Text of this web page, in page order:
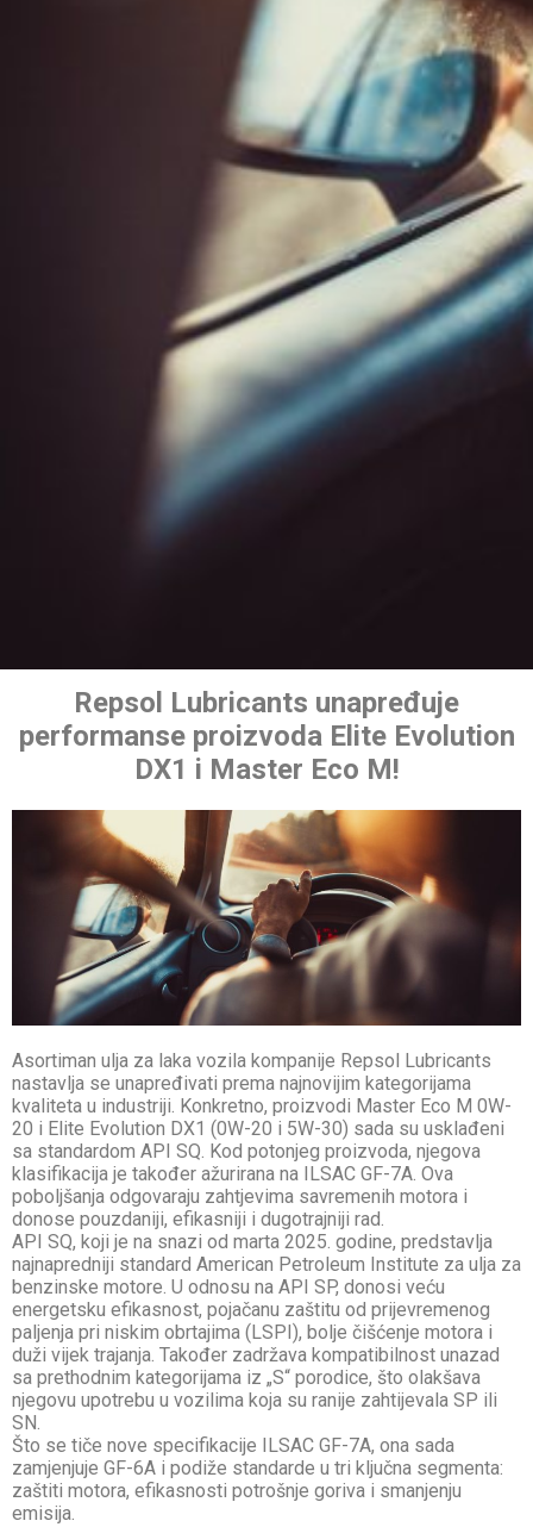
Repsol Lubricants unapređuje
performanse proizvoda Elite Evolution
DX1 i Master Eco M!
Asortiman ulja za laka vozila kompanije Repsol Lubricants
nastavlja se unapređivati prema najnovijim kategorijama
kvaliteta u industriji. Konkretno, proizvodi Master Eco M 0W-
20 i Elite Evolution DX1 (0W-20 i 5W-30) sada su usklađeni
sa standardom API SQ. Kod potonjeg proizvoda, njegova
klasifikacija je također ažurirana na ILSAC GF-7A. Ova
poboljšanja odgovaraju zahtjevima savremenih motora i
donose pouzdaniji, efikasniji i dugotrajniji rad.
API SQ, koji je na snazi od marta 2025. godine, predstavlja
najnapredniji standard American Petroleum Institute za ulja za
benzinske motore. U odnosu na API SP, donosi veću
energetsku efikasnost, pojačanu zaštitu od prijevremenog
paljenja pri niskim obrtajima (LSPI), bolje čišćenje motora i
duži vijek trajanja. Također zadržava kompatibilnost unazad
sa prethodnim kategorijama iz „S“ porodice, što olakšava
njegovu upotrebu u vozilima koja su ranije zahtijevala SP ili
SN.
Što se tiče nove specifikacije ILSAC GF-7A, ona sada
zamjenjuje GF-6A i podiže standarde u tri ključna segmenta:
zaštiti motora, efikasnosti potrošnje goriva i smanjenju
emisija.